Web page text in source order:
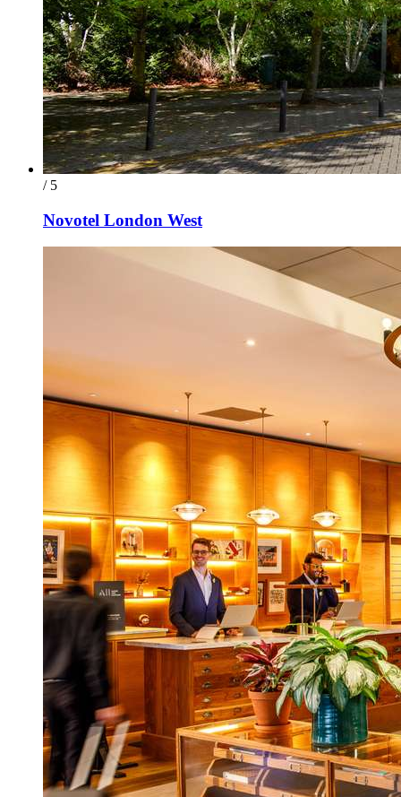
/ 5
Novotel London West